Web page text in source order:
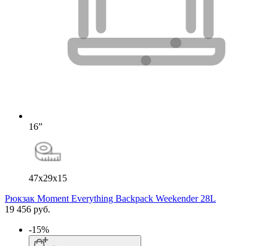
16”
47x29x15
Рюкзак Moment Everything Backpack Weekender 28L
19 456 руб.
-15%